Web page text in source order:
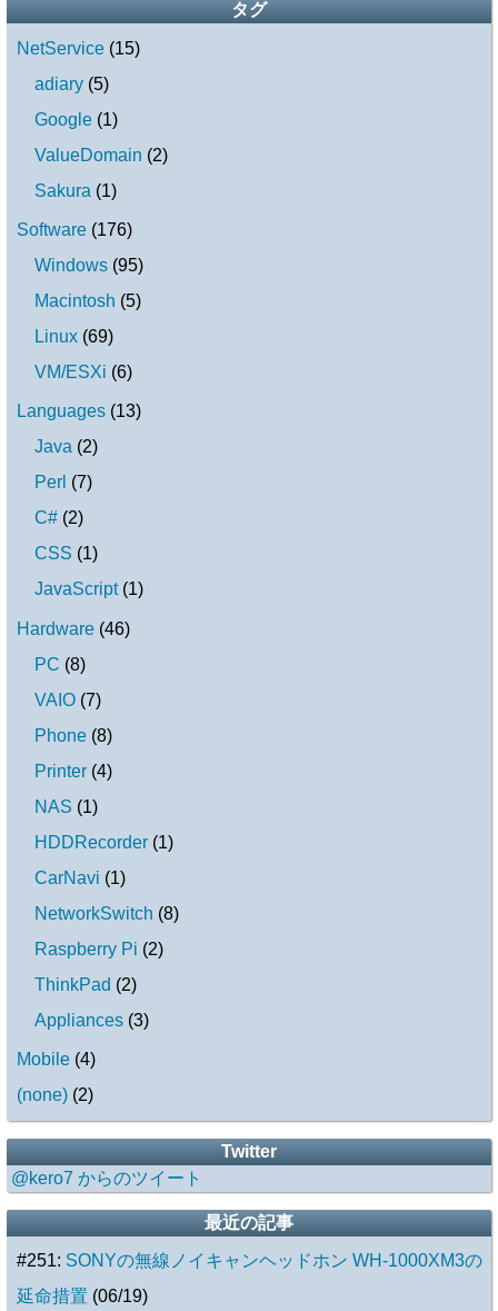
タグ
NetService (15)
adiary (5)
Google (1)
ValueDomain (2)
Sakura (1)
Software (176)
Windows (95)
Macintosh (5)
Linux (69)
VM/ESXi (6)
Languages (13)
Java (2)
Perl (7)
C# (2)
CSS (1)
JavaScript (1)
Hardware (46)
PC (8)
VAIO (7)
Phone (8)
Printer (4)
NAS (1)
HDDRecorder (1)
CarNavi (1)
NetworkSwitch (8)
Raspberry Pi (2)
ThinkPad (2)
Appliances (3)
Mobile (4)
(none) (2)
Twitter
@kero7 からのツイート
最近の記事
#251: SONYの無線ノイキャンヘッドホン WH-1000XM3の
延命措置 (06/19)